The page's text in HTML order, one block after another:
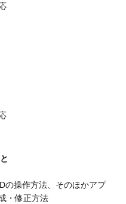
の操作方法、そのほかアプ
・修正方法